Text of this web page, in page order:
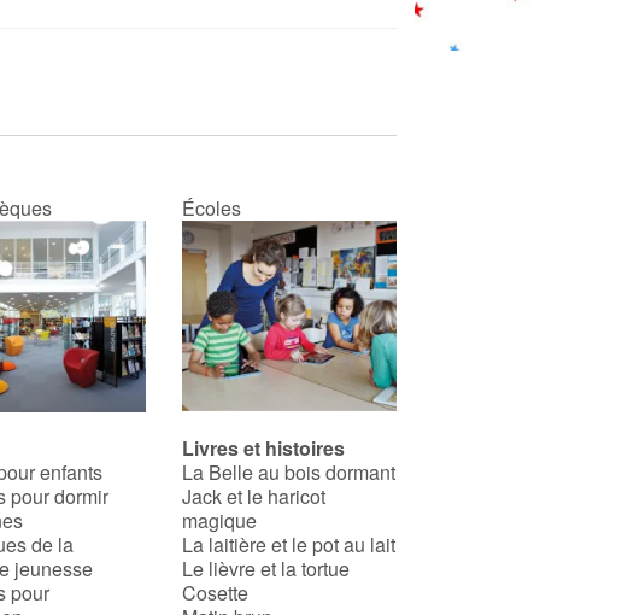
Écoles
enfants
pour dormir
de la
jeunesse
pour
Livres et histoires
La Belle au bois dormant
Jack et le haricot
magique
La laitière et le pot au lait
Le lièvre et la tortue
Cosette